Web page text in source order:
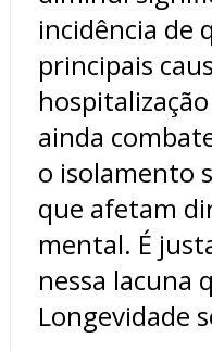
incidência de
principais
ainda
o isolamento
que afetam
mental. É
nessa lacuna
Longevidade